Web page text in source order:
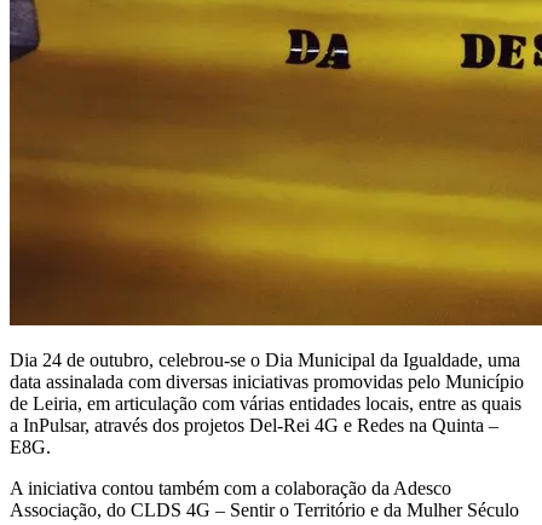
Dia 24 de outubro, celebrou-se o Dia Municipal da Igualdade, uma
data assinalada com diversas iniciativas promovidas pelo Município
de Leiria, em articulação com várias entidades locais, entre as quais
a InPulsar, através dos projetos Del-Rei 4G e Redes na Quinta –
E8G.
A iniciativa contou também com a colaboração da Adesco
Associação, do CLDS 4G – Sentir o Território e da Mulher Século